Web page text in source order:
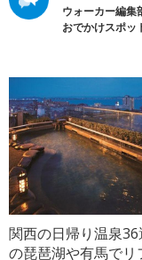
ウォーカー編集
おでかけスポッ
関西の日帰り温泉36
の琵琶湖や有馬でリ